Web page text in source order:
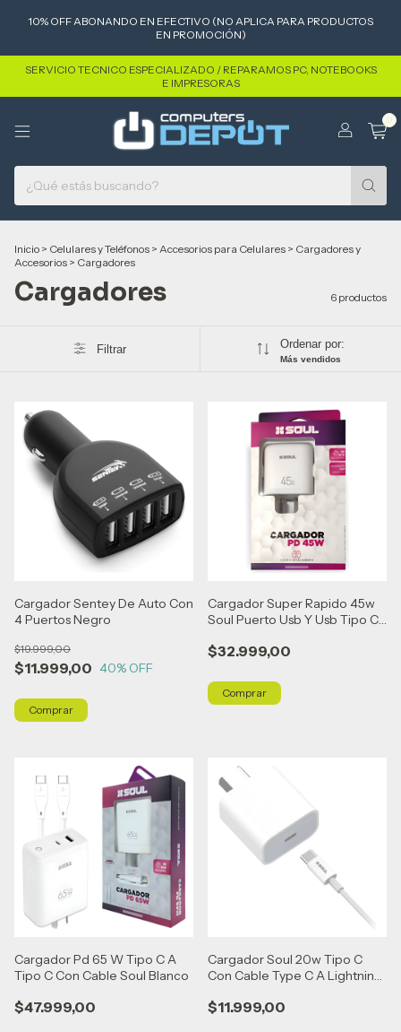
10% OFF ABONANDO EN EFECTIVO (NO APLICA PARA PRODUCTOS
EN PROMOCIÓN)
SERVICIO TECNICO ESPECIALIZADO / REPARAMOS PC, NOTEBOOKS
E IMPRESORAS
Inicio > Celulares y Teléfonos > Accesorios para Celulares > Cargadores y
Accesorios > Cargadores
Cargadores 6 productos
Filtrar Ordenar por:
Más vendidos
Cargador Sentey De Auto Con
4 Puertos Negro
$11.999,00
$19.999,00
40% OFF
Cargador Super Rapido 45w
Soul Puerto Usb Y Usb Tipo C
$32.999,00
Cargador Pd 65 W Tipo C A
Tipo C Con Cable Soul Blanco
$47.999,00
Cargador Soul 20w Tipo C
Con Cable Type C A Lightning
$11.999,00